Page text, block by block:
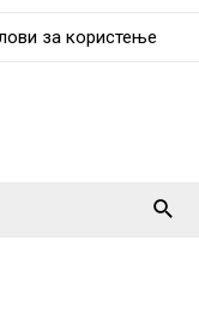
за користење